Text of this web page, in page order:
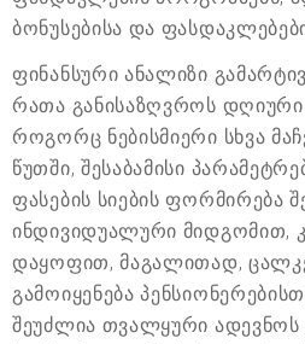
ბონუსებისა და
ფინანსური ანალიზი
რათა განისაზღვროს დღიური
როგორც ნებისმიერი სხვა
წუთში, შესაბამისი
ფასების სიების ფორმირება
ინდივიდუალური მიდგომით,
დაყოფით, მაგალითად,
გამოიყენება
შეუძლია თვალყური ადევნოს